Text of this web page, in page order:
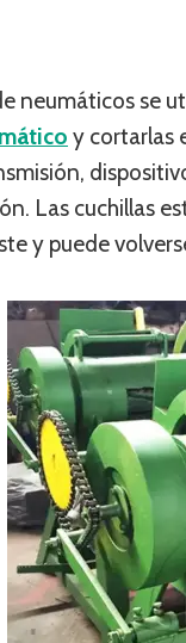
neumáticos se
y cortarlas
Las cuchillas
y puede